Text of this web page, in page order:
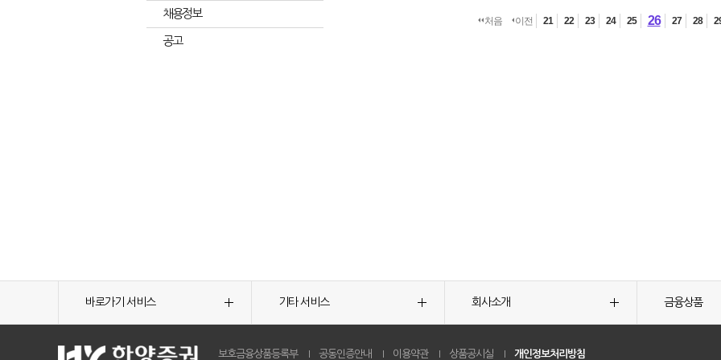
채용정보
공고
처음 이전 21 22 23 24 25 26 27 28
바로가기 서비스 기타 서비스 회사소개 금융상품
보호금융상품등록부 공동인증안내 이용약관 상품공시실 개인정보처리방침